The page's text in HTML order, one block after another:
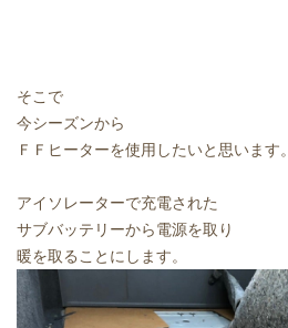
そこで
今シーズンから
ＦＦヒーターを使用したいと思います。
アイソレーターで充電された
サブバッテリーから電源を取り
暖を取ることにします。